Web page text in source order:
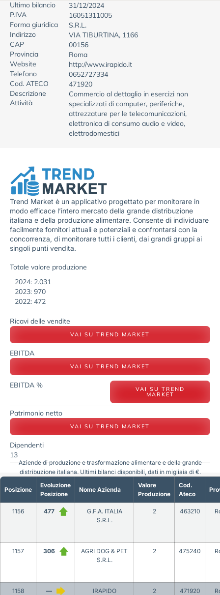
Ultimo bilancio
31/12/2024
P.IVA
16051311005
Forma giuridica
S.R.L.
Indirizzo
VIA TIBURTINA, 1166
CAP
00156
Provincia
Roma
Website
http://www.irapido.it
Telefono
0652727334
Cod. ATECO
471920
Descrizione
Attività
Commercio al dettaglio in esercizi non
specializzati di computer, periferiche,
attrezzature per le telecomunicazioni,
elettronica di consumo audio e video,
elettrodomestici
Trend Market è un applicativo progettato per monitorare in
modo efficace l’intero mercato della grande distribuzione
italiana e della produzione alimentare. Consente di individuare
facilmente fornitori attuali e potenziali e confrontarsi con la
concorrenza, di monitorare tutti i clienti, dai grandi gruppi ai
singoli punti vendita.
Totale valore produzione
2024: 2.031
2023: 970
2022: 472
Ricavi delle vendite
VAI SU TREND MARKET
EBITDA
VAI SU TREND MARKET
EBITDA % VAI SU TREND
MARKET
Patrimonio netto
VAI SU TREND MARKET
Dipendenti
13
Posizione
Evoluzione
Posizione
Nome Azienda
Valore
Produzione
Cod.
Ateco
1156 477
G.F.A. ITALIA
S.R.L.
2 463210
1157 306
AGRI DOG & PET
S.R.L.
2 475240
1158 —
IRAPIDO
2 471920
Aziende di produzione e trasformazione alimentare e della grande
distribuzione italiana. Ultimi bilanci disponibili, dati in migliaia di €.